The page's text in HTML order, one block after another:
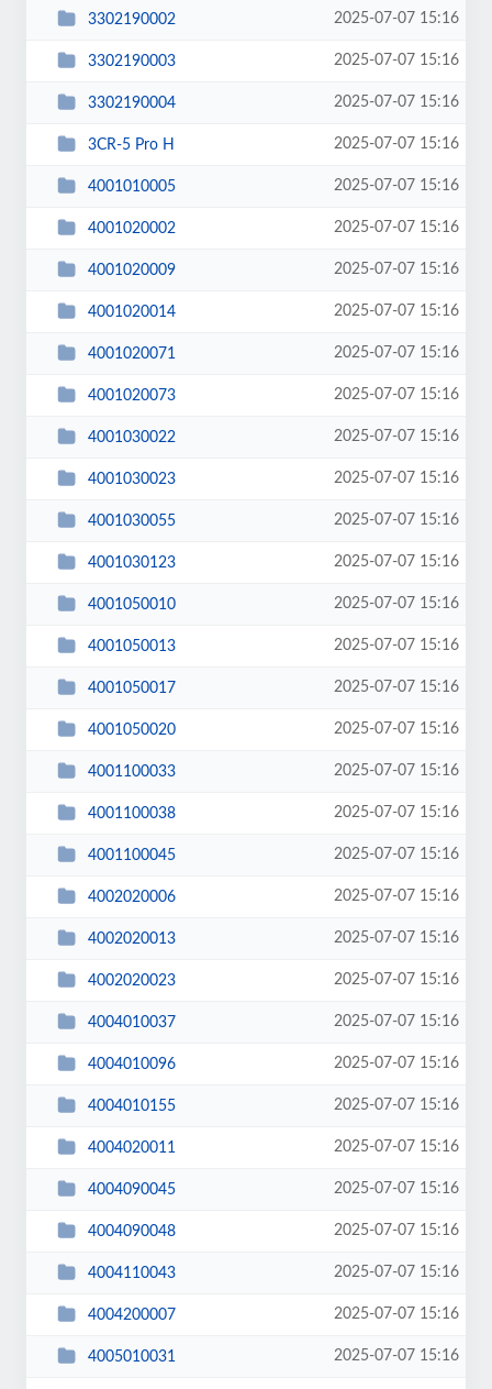
3302190002 2025-07-07 15:16
3302190003 2025-07-07 15:16
3302190004 2025-07-07 15:16
3CR-5 Pro H 2025-07-07 15:16
4001010005 2025-07-07 15:16
4001020002 2025-07-07 15:16
4001020009 2025-07-07 15:16
4001020014 2025-07-07 15:16
4001020071 2025-07-07 15:16
4001020073 2025-07-07 15:16
4001030022 2025-07-07 15:16
4001030023 2025-07-07 15:16
4001030055 2025-07-07 15:16
4001030123 2025-07-07 15:16
4001050010 2025-07-07 15:16
4001050013 2025-07-07 15:16
4001050017 2025-07-07 15:16
4001050020 2025-07-07 15:16
4001100033 2025-07-07 15:16
4001100038 2025-07-07 15:16
4001100045 2025-07-07 15:16
4002020006 2025-07-07 15:16
4002020013 2025-07-07 15:16
4002020023 2025-07-07 15:16
4004010037 2025-07-07 15:16
4004010096 2025-07-07 15:16
4004010155 2025-07-07 15:16
4004020011 2025-07-07 15:16
4004090045 2025-07-07 15:16
4004090048 2025-07-07 15:16
4004110043 2025-07-07 15:16
4004200007 2025-07-07 15:16
4005010031 2025-07-07 15:16